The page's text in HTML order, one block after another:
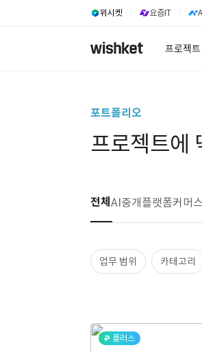
위시켓 요즘IT
프로젝
포트폴리오
프로젝트에
전체 AI중개플랫폼커머
업무 범위 카테고리
플러스